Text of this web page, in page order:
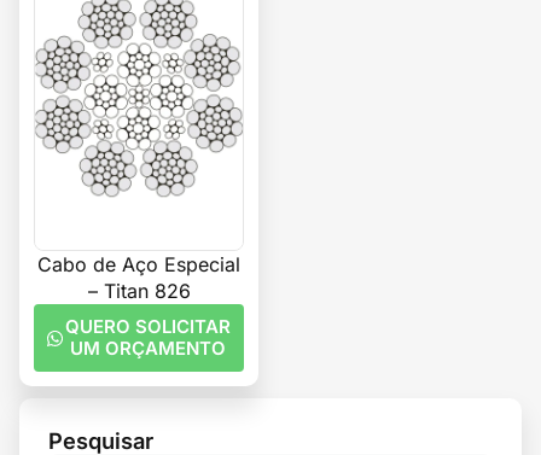
Pesquisar
Cabo de Aço Especial
– Titan 826
QUERO SOLICITAR
UM ORÇAMENTO